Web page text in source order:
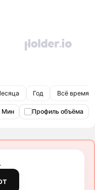
Год Всё время
Мин Профиль объёма